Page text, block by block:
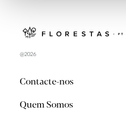
@2026
Contacte-nos
Quem Somos